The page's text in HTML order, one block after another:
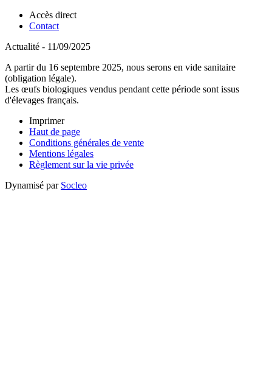
Accès direct
Contact
Actualité - 11/09/2025
A partir du 16 septembre 2025, nous serons en vide sanitaire
(obligation légale).
Les œufs biologiques vendus pendant cette période sont issus
d'élevages français.
Imprimer
Haut de page
Conditions générales de vente
Mentions légales
Règlement sur la vie privée
Dynamisé par Socleo